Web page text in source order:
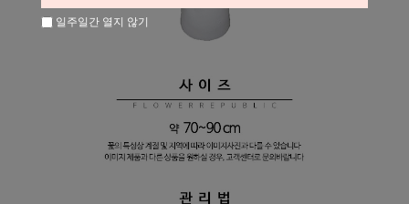
일주일간 열지 않기